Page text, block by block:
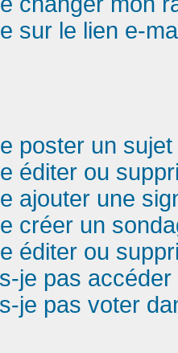
sur le lien e-
poster un
éditer ou
ajouter une
créer un
éditer ou
je pas
je pas voter